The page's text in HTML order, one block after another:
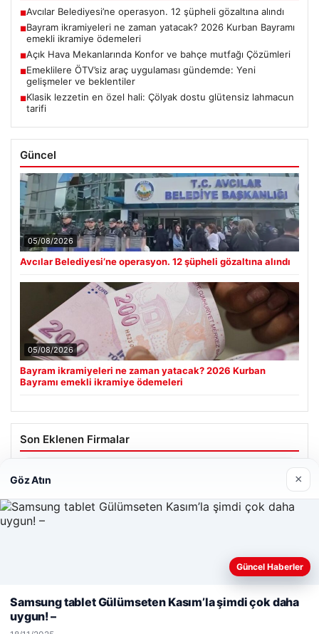
■Avcılar Belediyesi’ne operasyon. 12 şüpheli gözaltına alındı
■Bayram ikramiyeleri ne zaman yatacak? 2026 Kurban Bayramı
emekli ikramiye ödemeleri
■Açık Hava Mekanlarında Konfor ve bahçe mutfağı Çözümleri
■Emeklilere ÖTV’siz araç uygulaması gündemde: Yeni
gelişmeler ve beklentiler
■Klasik lezzetin en özel hali: Çölyak dostu glütensiz lahmacun
tarifi
Güncel
05/08/2026
Avcılar Belediyesi’ne operasyon. 12 şüpheli gözaltına alındı
05/08/2026
Bayram ikramiyeleri ne zaman yatacak? 2026 Kurban
Bayramı emekli ikramiye ödemeleri
Son Eklenen Firmalar
Hastaş Beton
© 2026 Haber Geldi – Gündemden Haberler
Web sitemizi nasıl kullandığınızı daha iyi anlayabilmek,
kullanıyoruz.Çerez Politikamız
Reddet
Göz Atın ×
Güncel Haberler
Samsung tablet Gülümseten Kasım’la şimdi çok daha
uygun! –
Yeminli Tercüme Bürosu